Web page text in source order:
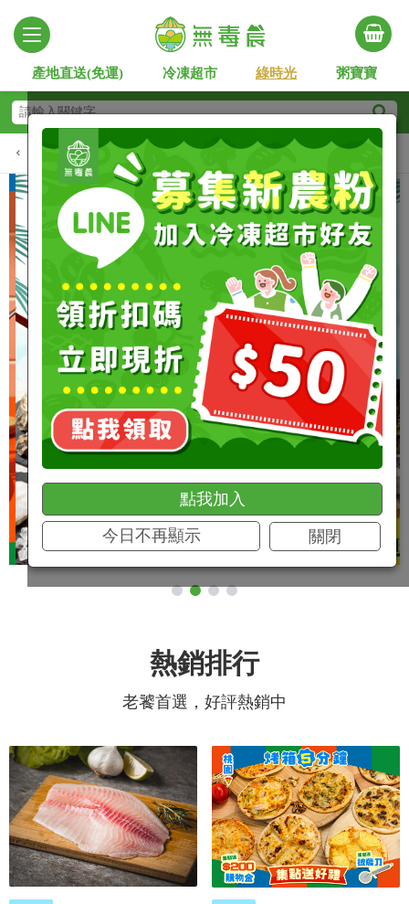
產地直送(免運) 冷凍超市 綠時光 粥寶寶
熱銷排行 鎖管季 嚴選黑鮪魚 澎湖嚴選
Slide 2 of 4
熱銷排行
老饕首選，好評熱銷中
點我加入
今日不再顯示 關閉